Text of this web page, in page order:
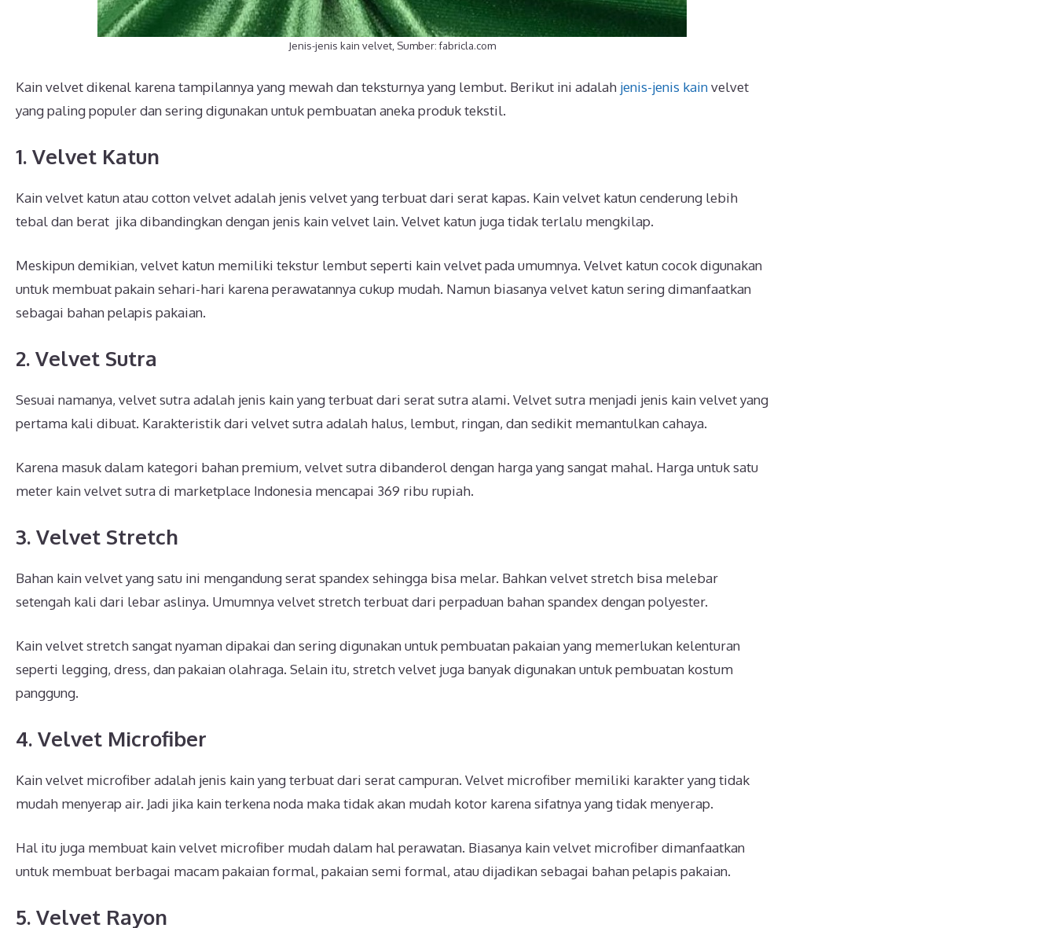
Jenis-jenis kain velvet, Sumber: fabricla.com
Kain velvet dikenal karena tampilannya yang mewah dan teksturnya yang lembut. Berikut ini adalah jenis-jenis kainvelvet
yang paling populer dan sering digunakan untuk pembuatan aneka produk tekstil.
1. Velvet Katun
Kain velvet katun atau cotton velvet adalah jenis velvet yang terbuat dari serat kapas. Kain velvet katun cenderung lebih
tebal dan berat jika dibandingkan dengan jenis kain velvet lain. Velvet katun juga tidak terlalu mengkilap.
Meskipun demikian, velvet katun memiliki tekstur lembut seperti kain velvet pada umumnya. Velvet katun cocok digunakan
untuk membuat pakain sehari-hari karena perawatannya cukup mudah. Namun biasanya velvet katun sering dimanfaatkan
sebagai bahan pelapis pakaian.
2. Velvet Sutra
Sesuai namanya, velvet sutra adalah jenis kain yang terbuat dari serat sutra alami. Velvet sutra menjadi jenis kain velvet yang
pertama kali dibuat. Karakteristik dari velvet sutra adalah halus, lembut, ringan, dan sedikit memantulkan cahaya.
Karena masuk dalam kategori bahan premium, velvet sutra dibanderol dengan harga yang sangat mahal. Harga untuk satu
meter kain velvet sutra di marketplace Indonesia mencapai 369 ribu rupiah.
3. Velvet Stretch
Bahan kain velvet yang satu ini mengandung serat spandex sehingga bisa melar. Bahkan velvet stretch bisa melebar
setengah kali dari lebar aslinya. Umumnya velvet stretch terbuat dari perpaduan bahan spandex dengan polyester.
Kain velvet stretch sangat nyaman dipakai dan sering digunakan untuk pembuatan pakaian yang memerlukan kelenturan
seperti legging, dress, dan pakaian olahraga. Selain itu, stretch velvet juga banyak digunakan untuk pembuatan kostum
panggung.
4. Velvet Microfiber
Kain velvet microfiber adalah jenis kain yang terbuat dari serat campuran. Velvet microfiber memiliki karakter yang tidak
mudah menyerap air. Jadi jika kain terkena noda maka tidak akan mudah kotor karena sifatnya yang tidak menyerap.
Hal itu juga membuat kain velvet microfiber mudah dalam hal perawatan. Biasanya kain velvet microfiber dimanfaatkan
untuk membuat berbagai macam pakaian formal, pakaian semi formal, atau dijadikan sebagai bahan pelapis pakaian.
5. Velvet Rayon